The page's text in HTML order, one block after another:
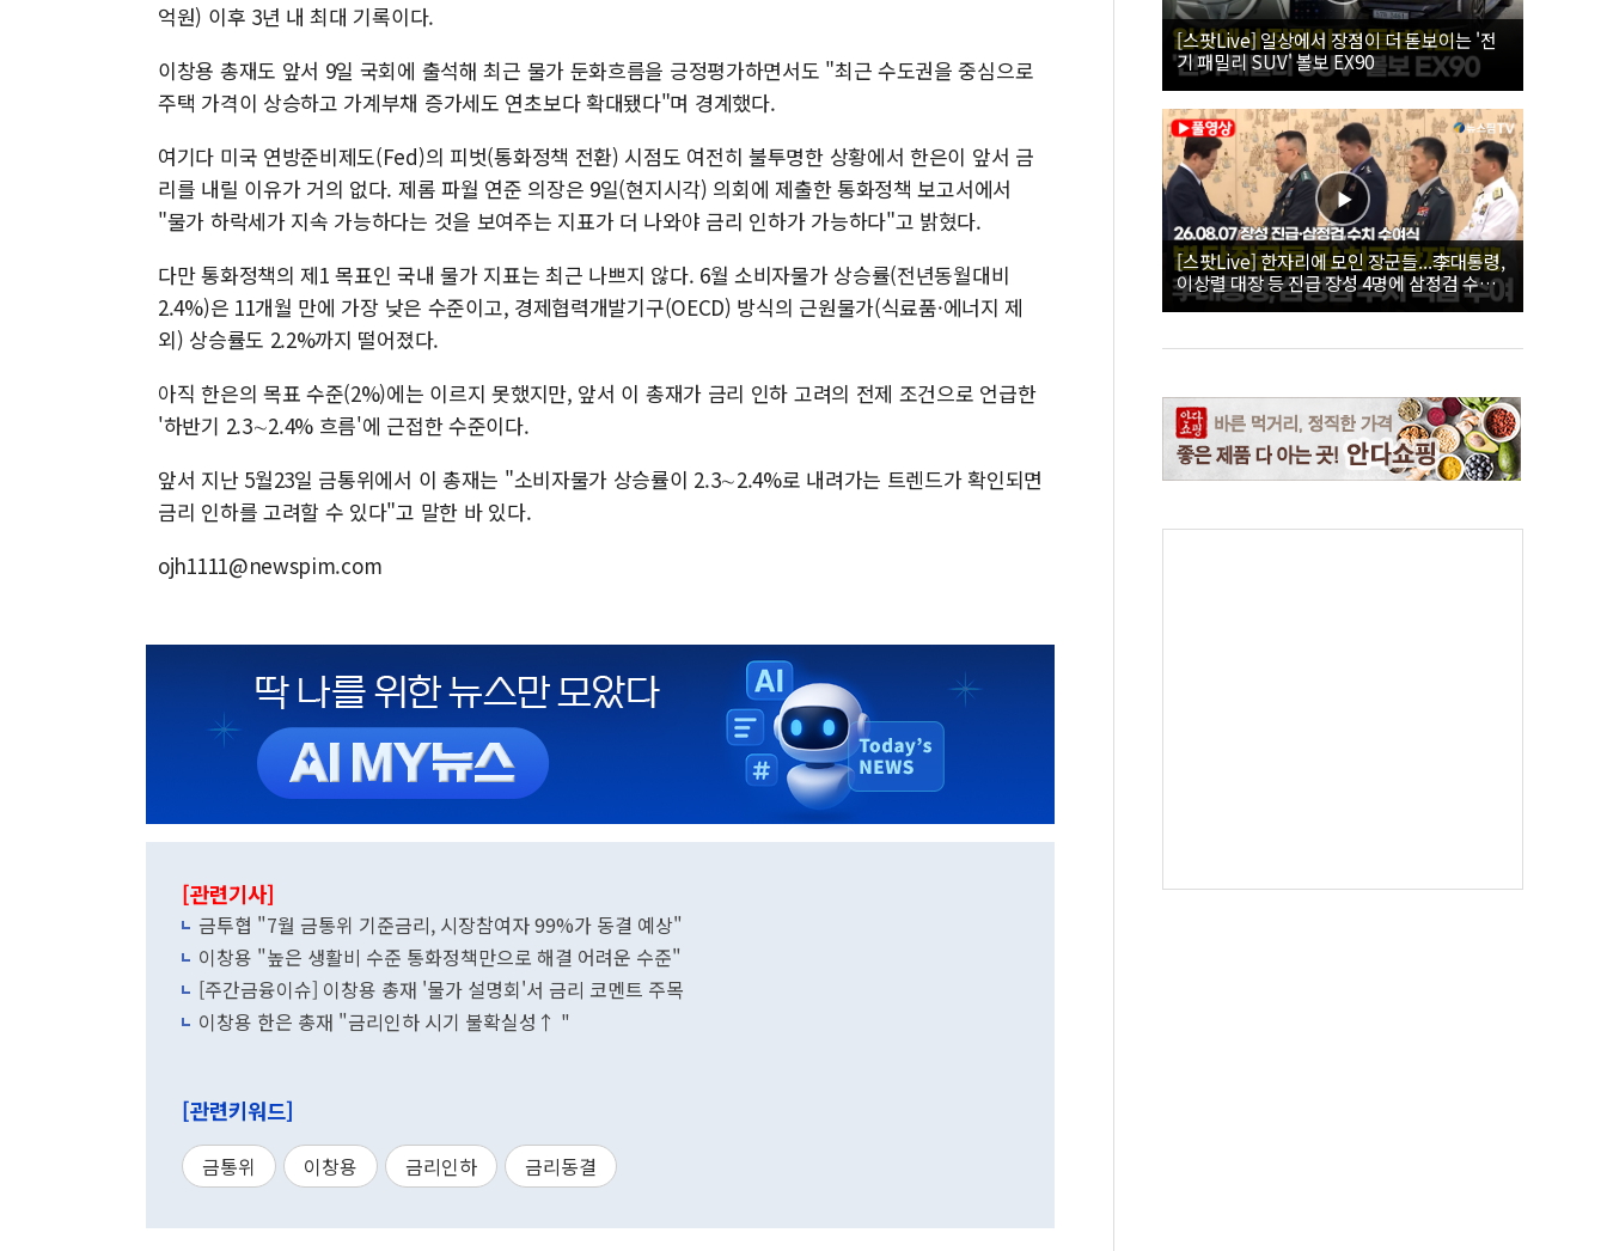
억원) 이후 3년 내 최대 기록이다.
이창용 총재도 앞서 9일 국회에 출석해 최근 물가 둔화흐름을 긍정평가하면서도 "최근 수도권을 중심으로
주택 가격이 상승하고 가계부채 증가세도 연초보다 확대됐다"며 경계했다.
여기다 미국 연방준비제도(Fed)의 피벗(통화정책 전환) 시점도 여전히 불투명한 상황에서 한은이 앞서 금
리를 내릴 이유가 거의 없다. 제롬 파월 연준 의장은 9일(현지시각) 의회에 제출한 통화정책 보고서에서
"물가 하락세가 지속 가능하다는 것을 보여주는 지표가 더 나와야 금리 인하가 가능하다"고 밝혔다.
다만 통화정책의 제1 목표인 국내 물가 지표는 최근 나쁘지 않다. 6월 소비자물가 상승률(전년동월대비
2.4%)은 11개월 만에 가장 낮은 수준이고, 경제협력개발기구(OECD) 방식의 근원물가(식료품·에너지 제
외) 상승률도 2.2%까지 떨어졌다.
아직 한은의 목표 수준(2%)에는 이르지 못했지만, 앞서 이 총재가 금리 인하 고려의 전제 조건으로 언급한
'하반기 2.3∼2.4% 흐름'에 근접한 수준이다.
앞서 지난 5월23일 금통위에서 이 총재는 "소비자물가 상승률이 2.3∼2.4%로 내려가는 트렌드가 확인되면
금리 인하를 고려할 수 있다"고 말한 바 있다.
ojh1111@newspim.com
[관련기사]
금투협 "7월 금통위 기준금리, 시장참여자 99%가 동결 예상"
이창용 "높은 생활비 수준 통화정책만으로 해결 어려운 수준"
[주간금융이슈] 이창용 총재 '물가 설명회'서 금리 코멘트 주목
이창용 한은 총재 "금리인하 시기 불확실성↑ "
[관련키워드]
금통위 이창용 금리인하 금리동결
[스팟Live] 일상에서 장점이 더 돋보이는 '전
기 패밀리 SUV' 볼보 EX90
[스팟Live] 한자리에 모인 장군들...李대통령,
이상렬 대장 등 진급 장성 4명에 삼정검 수치
직접 수여｜26.08.07 장성 진급·삼정검 수치